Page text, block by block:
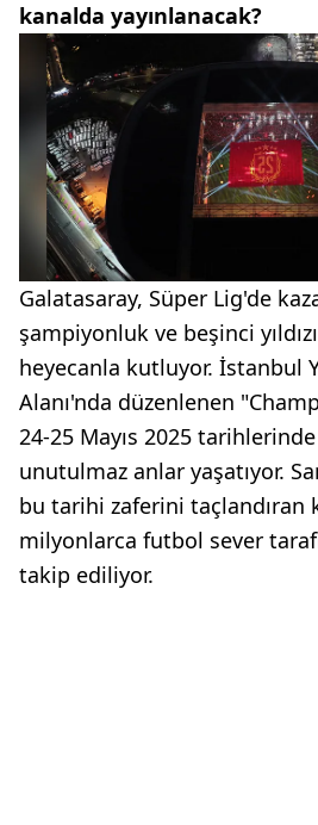
kanalda yayınlanacak?
Galatasaray, Süper Lig'de
şampiyonluk ve beşinci
heyecanla kutluyor. İstanbul
Alanı'nda düzenlenen
24-25 Mayıs 2025
unutulmaz anlar yaşatıyor.
bu tarihi zaferini taçlandıran
milyonlarca futbol sever
takip ediliyor.